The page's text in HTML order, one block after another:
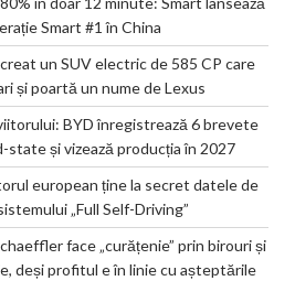
Smart #1 în China
un SUV electric de 585 CP care
și poartă un nume de Lexus
BYD înregistrează 6 brevete
și vizează producția în 2027
european ține la secret datele de
„Full Self-Driving”
face „curățenie” prin birouri și
deși profitul e în linie cu așteptările